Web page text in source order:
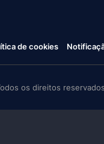
de cookies
os direitos